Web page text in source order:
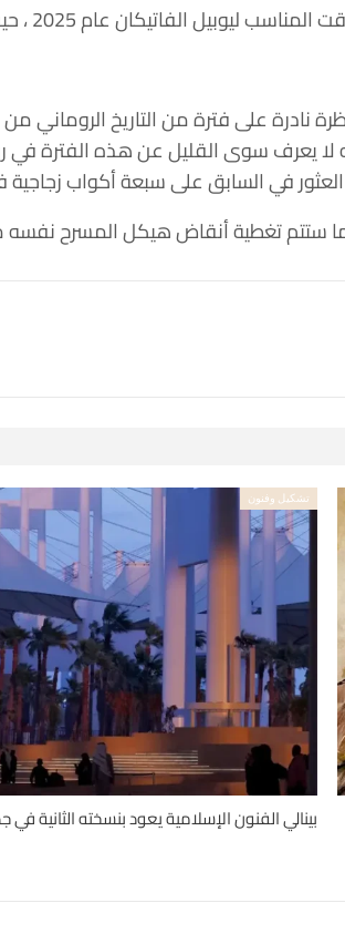
المتوقع أن يزور ما يقدر بنحو 30 مليون زائر وحجاج روما.
نادرة على فترة من التاريخ
لا يعرف سوى القليل عن هذه الفترة في
تم العثور في السابق على سبعة أكواب
ستتم تغطية أنقاض هيكل المسرح نفسه
تشكيل وفنون
بينالي الفنون الإسلامية يعود بنسخته الثانية في